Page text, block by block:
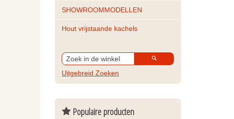
SHOWROOMMODELLEN
Hout vrijstaande kachels
Uitgebreid Zoeken
Populaire producten